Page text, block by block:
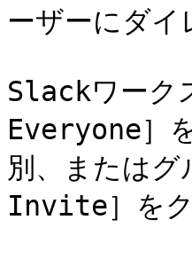
ーザーにダイ
Slackワーク
Everyone］
別、または
Invite］をク